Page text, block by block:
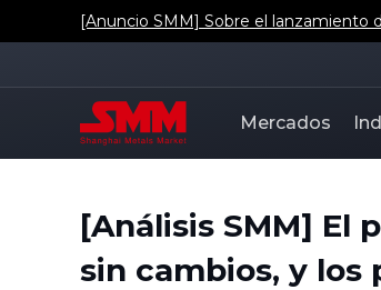
[Anuncio SMM] Sobre el lanzamiento
Mercados
[Análisis SMM] El
sin cambios, y los